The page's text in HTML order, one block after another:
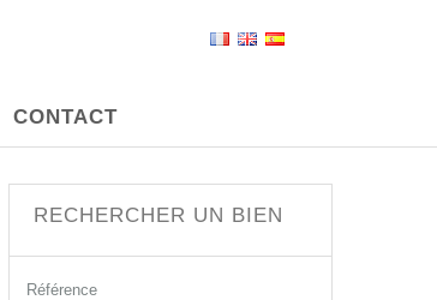
CONTACT
RECHERCHER UN BIEN
Référence